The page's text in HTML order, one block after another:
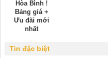
Hòa Bình !
Bảng giá +
Ưu đãi mới
nhất
Tin đặc biệt